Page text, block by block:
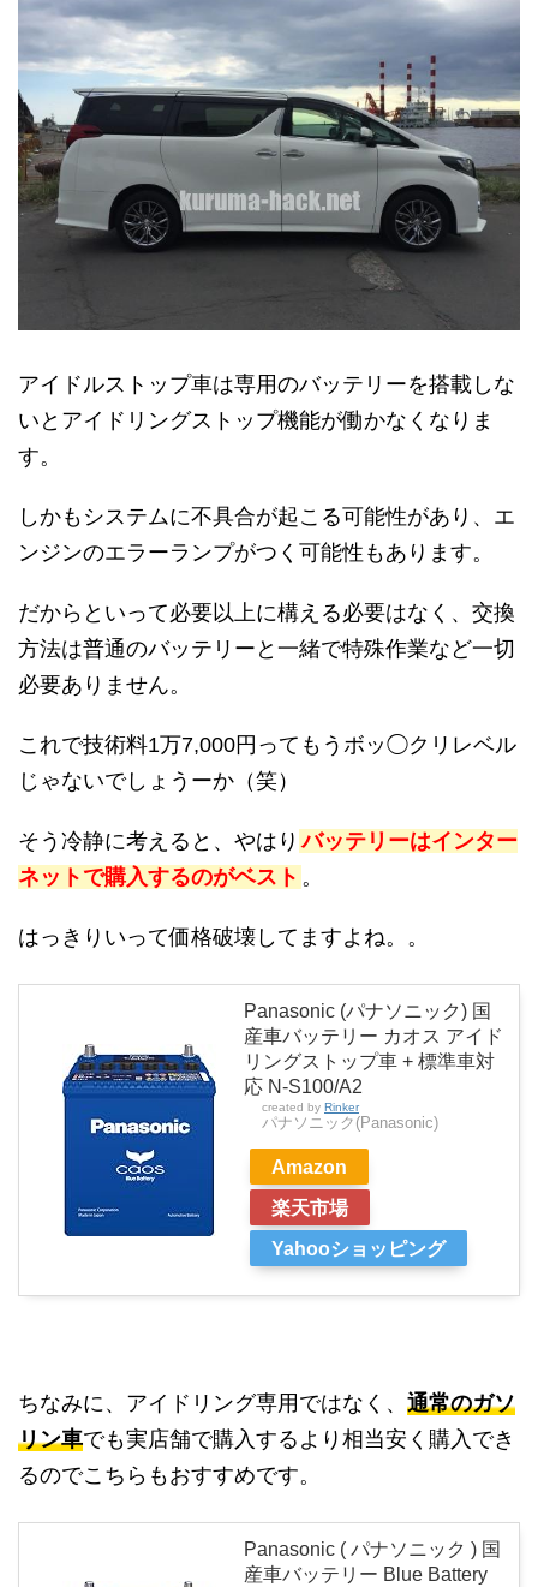
アイドルストップ車は専用のバッテリーを搭載しな
いとアイドリングストップ機能が働かなくなりま
す。
しかもシステムに不具合が起こる可能性があり、エ
ンジンのエラーランプがつく可能性もあります。
だからといって必要以上に構える必要はなく、交換
方法は普通のバッテリーと一緒で特殊作業など一切
必要ありません。
これで技術料1万7,000円ってもうボッ◯クリレベル
じゃないでしょうーか（笑）
そう冷静に考えると、やはり バッテリーはインター
ネットで購入するのがベスト 。
はっきりいって価格破壊してますよね。。
Panasonic (パナソニック) 国
産車バッテリー カオス アイド
リングストップ車 + 標準車対
応 N-S100/A2
created by Rinker
パナソニック(Panasonic)
Amazon
楽天市場
Yahooショッピング
ちなみに、アイドリング専用ではなく、 通常のガソ
リン車でも実店舗で購入するより相当安く購入でき
るのでこちらもおすすめです。
Panasonic ( パナソニック ) 国
産車バッテリー Blue Battery